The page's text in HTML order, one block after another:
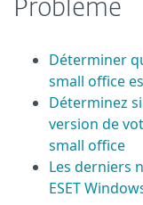
Problème
Déterminer
small office
Déterminez
version de
small office
Les derniers
ESET